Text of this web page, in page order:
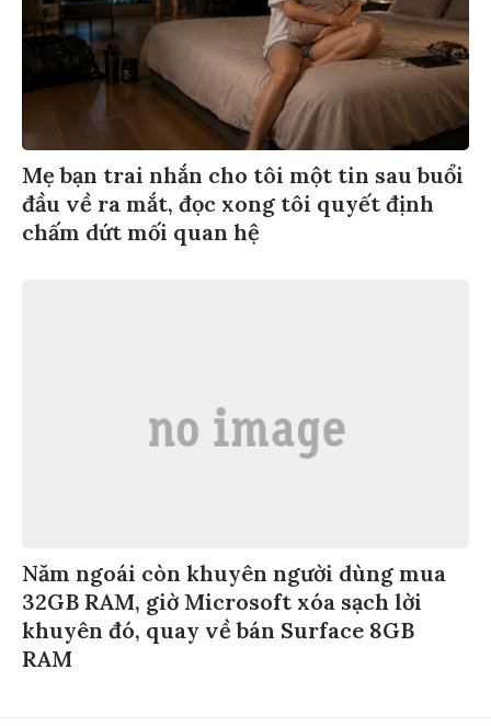
Mẹ bạn trai nhắn cho tôi một tin sau buổi
đầu về ra mắt, đọc xong tôi quyết định
chấm dứt mối quan hệ
Năm ngoái còn khuyên người dùng mua
32GB RAM, giờ Microsoft xóa sạch lời
khuyên đó, quay về bán Surface 8GB
RAM